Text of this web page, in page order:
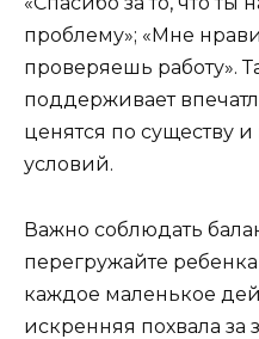
проблему»; «Мне
проверяешь работу».
поддерживает
ценятся по существу
условий.
Важно соблюдать
перегружайте
каждое маленькое
искренняя похвала за